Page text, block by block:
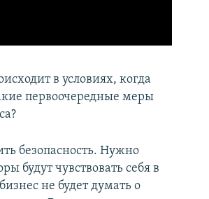
в условиях, когда
первоочередные меры
безопасность. Нужно
будут чувствовать себя в
не будет думать о